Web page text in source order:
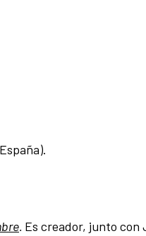
. Es creador, junto con